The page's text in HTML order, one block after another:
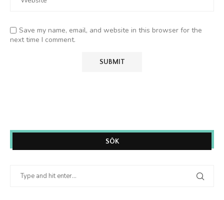
Save my name, email, and website in this browser for the
next time I comment.
SÖK